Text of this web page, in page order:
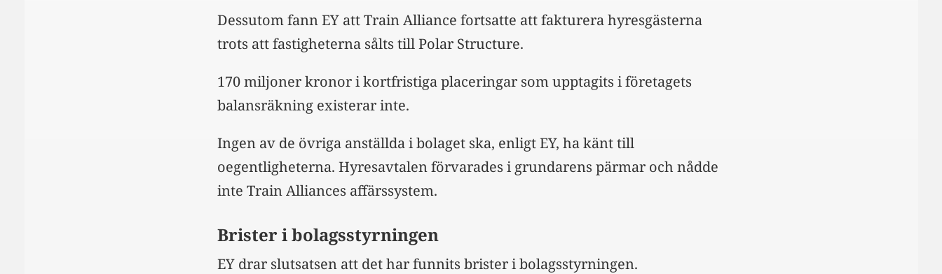
Dessutom fann EY att Train Alliance fortsatte att fakturera hyresgästerna
trots att fastigheterna sålts till Polar Structure.
170 miljoner kronor i kortfristiga placeringar som upptagits i företagets
balansräkning existerar inte.
Ingen av de övriga anställda i bolaget ska, enligt EY, ha känt till
oegentligheterna. Hyresavtalen förvarades i grundarens pärmar och nådde
inte Train Alliances affärssystem.
Brister i bolagsstyrningen
EY drar slutsatsen att det har funnits brister i bolagsstyrningen.